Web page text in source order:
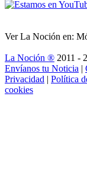
Ver La Noción en:
La Noción ® 2011 -
Envíanos tu Noticia |
Privacidad | Política
cookies